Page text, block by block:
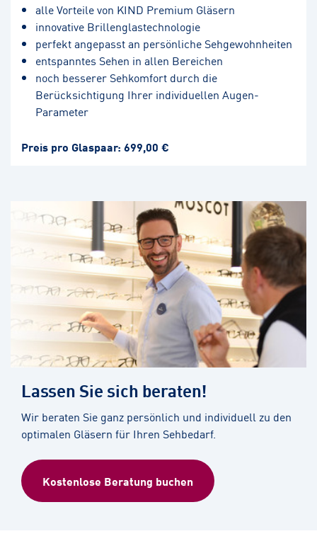
alle Vorteile von KIND Premium Gläsern
innovative Brillenglastechnologie
perfekt angepasst an persönliche Sehgewohnheiten
entspanntes Sehen in allen Bereichen
noch besserer Sehkomfort durch die
Berücksichtigung Ihrer individuellen Augen-
Parameter
Preis pro Glaspaar: 699,00 €
Lassen Sie sich beraten!
Wir beraten Sie ganz persönlich und individuell zu den
optimalen Gläsern für Ihren Sehbedarf.
Kostenlose Beratung buchen